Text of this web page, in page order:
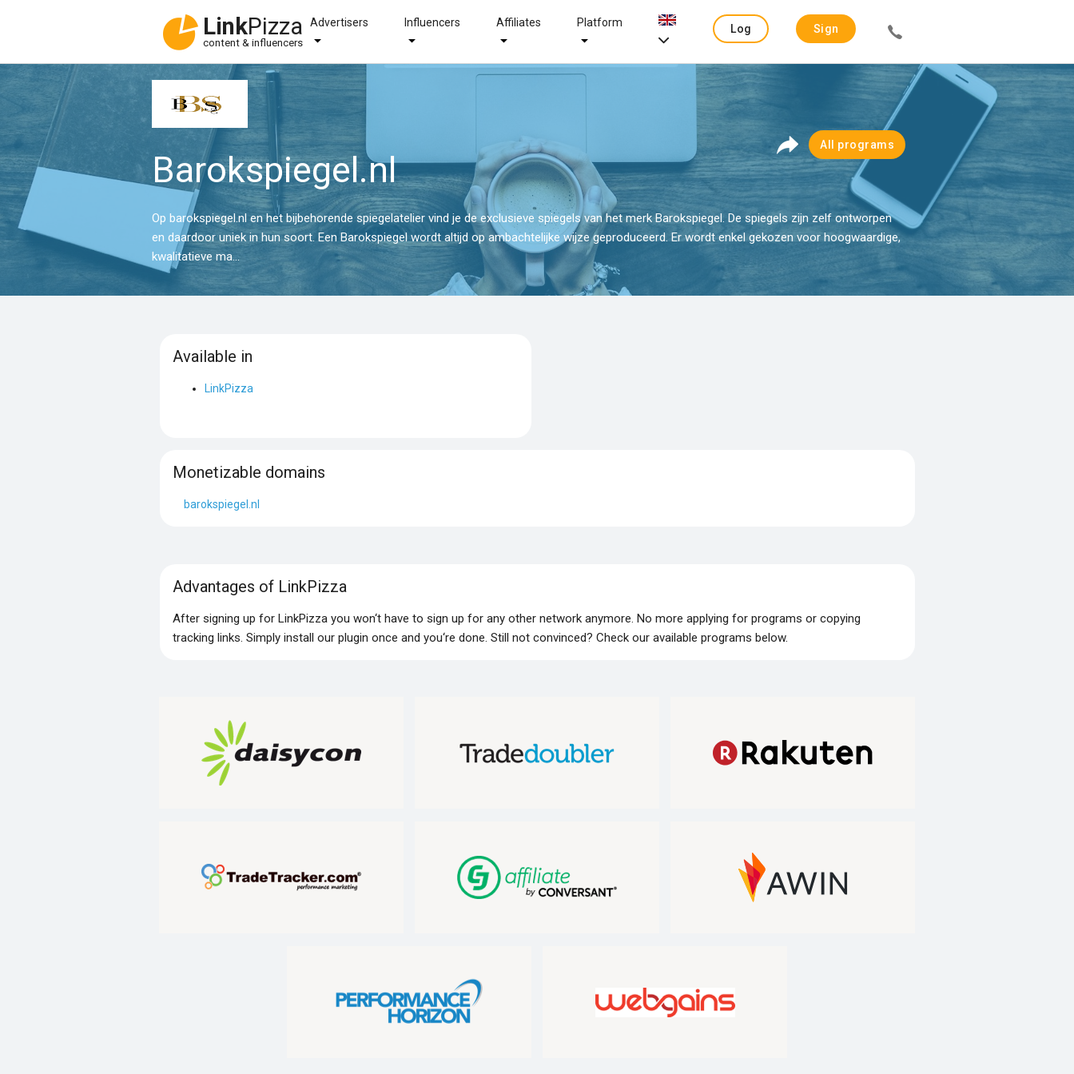
LinkPizza
content & influencers
Advertisers Influencers Affiliates Platform
Log
Sign
Barokspiegel.nl
All programs
Op barokspiegel.nl en het bijbehorende spiegelatelier vind je de exclusieve spiegels van het merk Barokspiegel. De spiegels zijn zelf ontworpen
en daardoor uniek in hun soort. Een Barokspiegel wordt altijd op ambachtelijke wijze geproduceerd. Er wordt enkel gekozen voor hoogwaardige,
kwalitatieve ma...
Available in
LinkPizza
Monetizable domains
barokspiegel.nl
Advantages of LinkPizza
After signing up for LinkPizza you won‘t have to sign up for any other network anymore. No more applying for programs or copying
tracking links. Simply install our plugin once and you‘re done. Still not convinced? Check our available programs below.